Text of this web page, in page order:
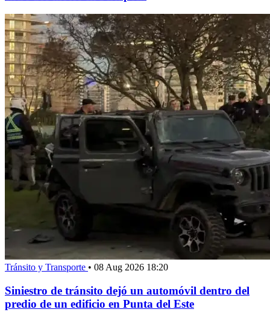
Tránsito y Transporte • 08 Aug 2026 18:20
Siniestro de tránsito dejó un automóvil dentro del
predio de un edificio en Punta del Este